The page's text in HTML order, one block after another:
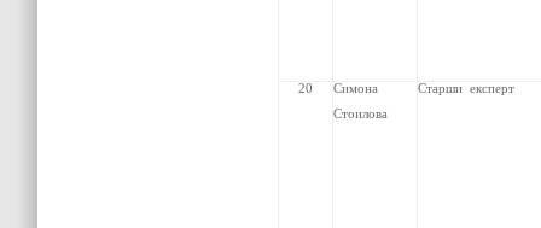
20
Симона
Стоилова
Старшиексперт